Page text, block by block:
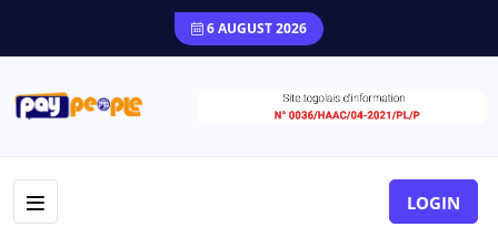
6 AUGUST 2026
LOGIN